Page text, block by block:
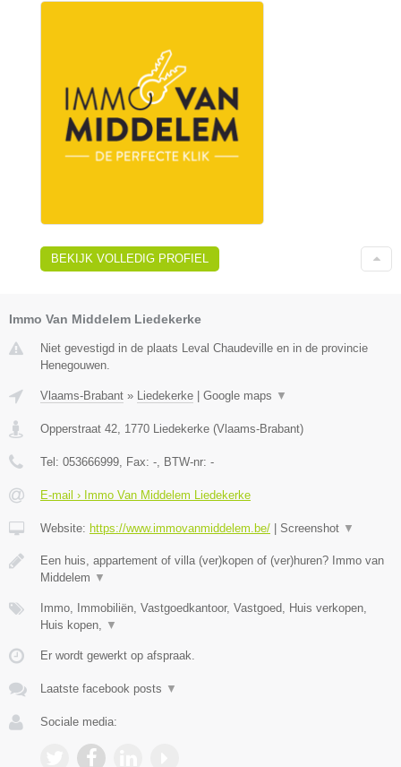
BEKIJK VOLLEDIG PROFIEL
Immo Van Middelem Liedekerke
Niet gevestigd in de plaats Leval Chaudeville en in de provincie
Henegouwen.
Vlaams-Brabant » Liedekerke Google maps ▼
Opperstraat 42 1770 Liedekerke (Vlaams-Brabant)
Tel: 053666999 , Fax: - , BTW-nr: -
E-mail › Immo Van Middelem Liedekerke
Website: https://www.immovanmiddelem.be/ Screenshot ▼
Een huis, appartement of villa (ver)kopen of (ver)huren? Immo van
Middelem ▼
Immo, Immobiliën, Vastgoedkantoor, Vastgoed, Huis verkopen,
Huis kopen,
▼
Er wordt gewerkt op afspraak.
Laatste facebook posts ▼
Sociale media: